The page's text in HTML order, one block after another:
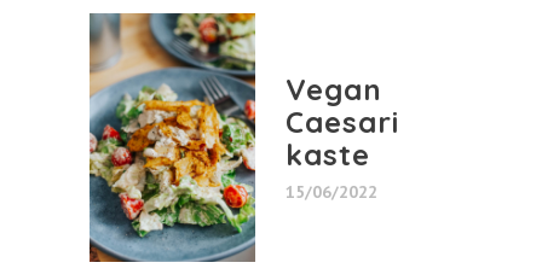
Vegan
Caesari
kaste
15/06/2022